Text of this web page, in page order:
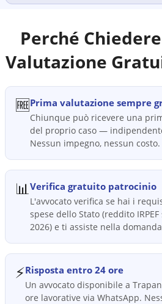
Perché
Valutazione
🆓Prima valutazione sempre
Chiunque può ricevere una
del proprio caso —
Nessun impegno, nessun costo.
📊Verifica gratuito patrocinio
L'avvocato verifica se hai i
spese dello Stato (reddito
2026) e ti assiste nella
⚡Risposta entro 24 ore
Un avvocato disponibile a
ore lavorative via WhatsApp.